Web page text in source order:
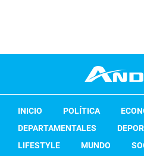
INICIO POLÍTICA
DEPARTAMENTALES
LIFESTYLE
MUNDO